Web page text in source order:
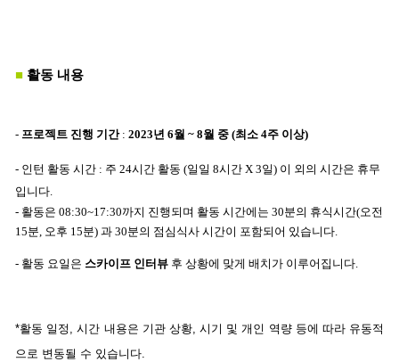
■ 활동 내용
- 프로젝트 진행 기간 : 2023년 6월 ~ 8월 중 (최소 4주 이상)
- 인턴 활동 시간 : 주 24시간 활동 (일일 8시간 X 3일) 이 외의 시간은 휴무
입니다.
- 활동은 08:30~17:30까지 진행되며 활동 시간에는 30분의 휴식시간(오전
15분, 오후 15분) 과 30분의 점심식사 시간이 포함되어 있습니다.
- 활동 요일은 스카이프 인터뷰 후 상황에 맞게 배치가 이루어집니다.
*활동 일정, 시간 내용은 기관 상황, 시기 및 개인 역량 등에 따라 유동적
으로 변동될 수 있습니다.